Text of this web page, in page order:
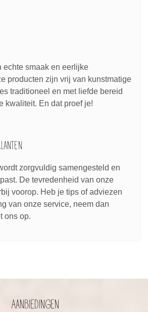
echte smaak en eerlijke
producten zijn vrij van kunstmatige
traditioneel en met liefde bereid
kwaliteit. En dat proef je!
zorgvuldig samengesteld en
De tevredenheid van onze
voorop. Heb je tips of adviezen
van onze service, neem dan
ons op.
Aanbiedingen